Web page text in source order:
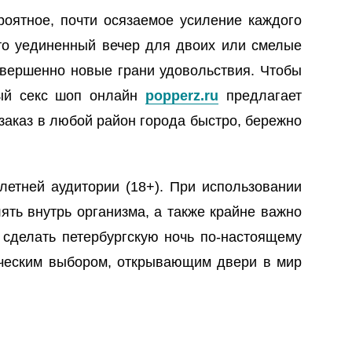
почти осязаемое усиление каждого
уединенный вечер для двоих или смелые
новые грани удовольствия. Чтобы
секс шоп онлайн popperz.ru предлагает
в любой район города быстро, бережно
аудитории (18+). При использовании
внутрь организма, а также крайне важно
петербургскую ночь по-настоящему
выбором, открывающим двери в мир